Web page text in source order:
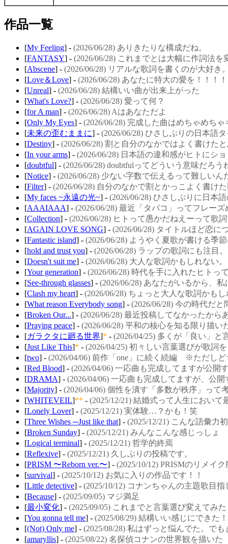
作品一覧
[My Feeling] - (2026/06/28) ありきたりな構成だね。
[FANTASY] - (2026/06/28) これまでとは大幅に作詞法を
[Abscene] - (2026/06/28) リアルな歌詞を書くのが大好き
[Love＆Love] - (2026/06/28) あなたに特大の愛を！！！！
[Unreal] - (2026/06/28) 結構いい曲が出来上がった
[What's Love?] - (2026/06/28) 愛って何？
[for A man] - (2026/06/28) Aはあなただよ
[Only My Eyes] - (2026/06/28) 完成した曲はめちゃめち
[未来の歪むままに] - (2026/06/28) ひさしぶりの日本語
[Destiny] - (2026/06/28) 割と自分のなかではよく書けた
[In your arms] - (2026/06/28) 日本語の違和感がヒトにシ
[doubtful] - (2026/06/28) doubtfulってどういう意味だろう
[Notice] - (2026/06/28) 少ない字数で伝えるって難しいん
[Filter] - (2026/06/28) 自分のなかで割とかっこよく書け
[My faces ~永遠の光~] - (2026/06/28) ひさしぷりに日本
[AAAIAAA] - (2026/06/28) 最近「タバコ」ってフレー
[Collection] - (2026/06/28) ヒトって愚かだねえーって歌
[AGAIN LOVE SONG] - (2026/06/28) タイトルほど恋
[Fantastic island] - (2026/06/28) ようやく夏歌が書ける季
[hold and trust you] - (2026/06/28) ラップの歌詞にも注目。
[Doesn't suit me] - (2026/06/28) 大人な歌詞かもしれない。
[Your generation] - (2026/06/28) 時代を手に入れたヒト
[See-through glasses] - (2026/06/28) あなたがいるから、
[Clash my heart] - (2026/06/28) ちょっと大人な歌詞かも
[What reason Everybody song] - (2026/06/28) 今の時代だ
[Broken Our...] - (2026/06/28) 最近投稿してなかったから
[Praying peace] - (2026/06/28) 平和の核心を知る限り描い
[ガラクタに廻る世界]* - (2026/04/25) 多くが「良い」
[Just Like This]* - (2026/04/25) 初々しい言葉選びが歌詞
[two] - (2026/04/06) 前作「one」に続く続編 ※ただし
[Red Blood] - (2026/04/06) 一応曲も完成してますが公
[DRAMA] - (2026/04/06) 一応曲も完成してますが、
[Majority] - (2026/04/06) 個性を潰す「多数が秩序」っ
[WHITEVEIL]** - (2025/12/21) 結婚式って人生におい
[Lonely Lover] - (2025/12/21) 実体験…？かも！笑
[Three Wishes ─Just like that] - (2025/12/21) こんな語彙力
[Broken Sunday] - (2025/12/21) みんなこんな感じっしょ
[Logical terminal] - (2025/12/21) 哲学的終焉
[Reflexive] - (2025/12/21) 久しぶりの投稿です。
[PRISM 〜Reborn ver.〜] - (2025/10/12) PRISMのリメイ
[survival] - (2025/10/12) お気に入りの作品です！！
[Little detective] - (2025/10/12) コナンちゃんの主題歌目指
[Because] - (2025/09/05) マジ満足
[最小変化] - (2025/09/05) これまでと言葉選び変えてみた
[You gonna tell me] - (2025/08/29) 結構いい感じにできた
[(Not) Only me] - (2025/08/28) 私はずっと悩んでた。で
[amaryllis] - (2025/08/22) 名探偵コナンの世界観を描いた